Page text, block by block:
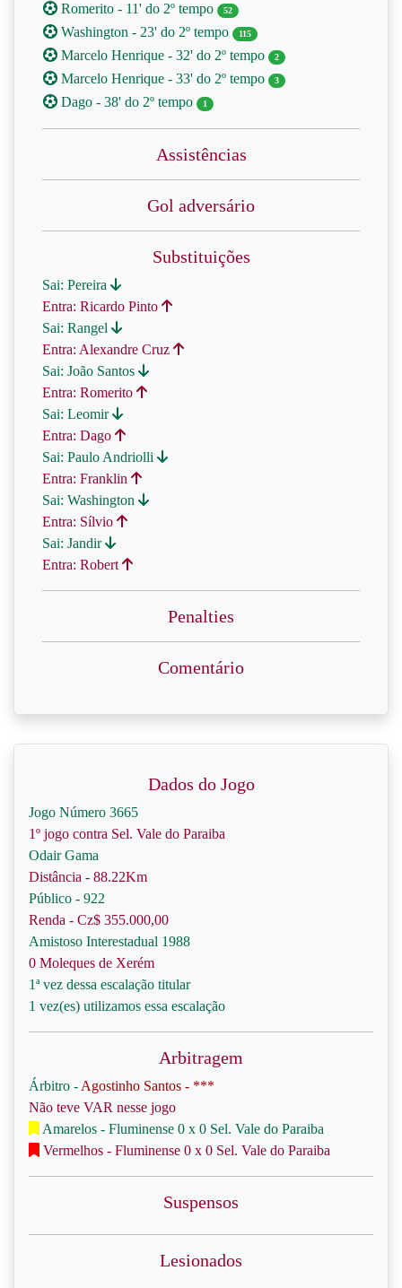
Romerito - 11' do 2º tempo 52
Washington - 23' do 2º tempo 115
Marcelo Henrique - 32' do 2º tempo 2
Marcelo Henrique - 33' do 2º tempo 3
Dago - 38' do 2º tempo 1
Assistências
Gol adversário
Substituições
Sai: Pereira
Entra: Ricardo Pinto
Sai: Rangel
Entra: Alexandre Cruz
Sai: João Santos
Entra: Romerito
Sai: Leomir
Entra: Dago
Sai: Paulo Andriolli
Entra: Franklin
Sai: Washington
Entra: Sílvio
Sai: Jandir
Entra: Robert
Penalties
Comentário
Dados do Jogo
Jogo Número 3665
1º jogo contra Sel. Vale do Paraiba
Odair Gama
Distância - 88.22Km
Público - 922
Renda - Cz$ 355.000,00
Amistoso Interestadual 1988
0 Moleques de Xerém
1ª vez dessa escalação titular
1 vez(es) utilizamos essa escalação
Arbitragem
Árbitro - Agostinho Santos - ***
Não teve VAR nesse jogo
Amarelos - Fluminense 0 x 0 Sel. Vale do Paraiba
Vermelhos - Fluminense 0 x 0 Sel. Vale do Paraiba
Suspensos
Lesionados